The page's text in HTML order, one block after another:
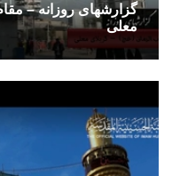
گزارشهای روزانه –
معلی